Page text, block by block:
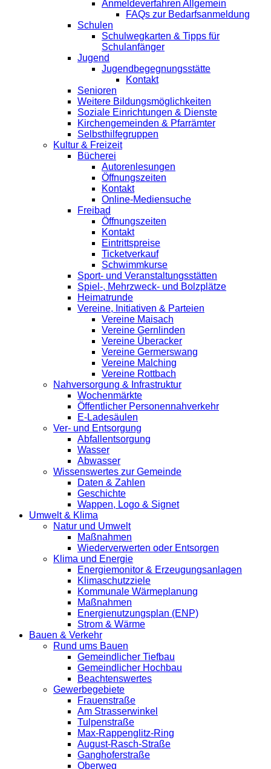
Anmeldeverfahren Allgemein
FAQs zur Bedarfsanmeldung
Schulen
Schulwegkarten & Tipps für
Schulanfänger
Jugend
Jugendbegegnungsstätte
Kontakt
Senioren
Weitere Bildungsmöglichkeiten
Soziale Einrichtungen & Dienste
Kirchengemeinden & Pfarrämter
Selbsthilfegruppen
Kultur & Freizeit
Bücherei
Autorenlesungen
Öffnungszeiten
Kontakt
Online-Mediensuche
Freibad
Öffnungszeiten
Kontakt
Eintrittspreise
Ticketverkauf
Schwimmkurse
Sport- und Veranstaltungsstätten
Spiel-, Mehrzweck- und Bolzplätze
Heimatrunde
Vereine, Initiativen & Parteien
Vereine Maisach
Vereine Gernlinden
Vereine Überacker
Vereine Germerswang
Vereine Malching
Vereine Rottbach
Nahversorgung & Infrastruktur
Wochenmärkte
Öffentlicher Personennahverkehr
E-Ladesäulen
Ver- und Entsorgung
Abfallentsorgung
Wasser
Abwasser
Wissenswertes zur Gemeinde
Daten & Zahlen
Geschichte
Wappen, Logo & Signet
Umwelt & Klima
Natur und Umwelt
Maßnahmen
Wiederverwerten oder Entsorgen
Klima und Energie
Energiemonitor & Erzeugungsanlagen
Klimaschutzziele
Kommunale Wärmeplanung
Maßnahmen
Energienutzungsplan (ENP)
Strom & Wärme
Bauen & Verkehr
Rund ums Bauen
Gemeindlicher Tiefbau
Gemeindlicher Hochbau
Beachtenswertes
Gewerbegebiete
Frauenstraße
Am Strasserwinkel
Tulpenstraße
Max-Rappenglitz-Ring
August-Rasch-Straße
Ganghoferstraße
Oberweg